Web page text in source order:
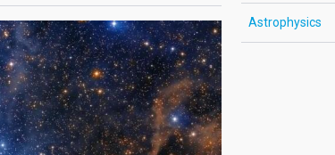
Astrophysics